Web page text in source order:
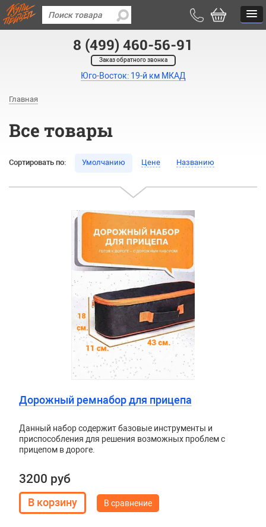
8 (499) 460-56-91
Заказ обратного звонка
Юго-Восток: 19-й км МКАД
Главная
Все товары
Сортировать по: Умолчанию Цене Названию
Дорожный ремнабор для прицепа
Данный набор содержит базовые инструменты и
приспособления для решения возможных проблем с
прицепом в дороге.
3200 руб
В сравнение